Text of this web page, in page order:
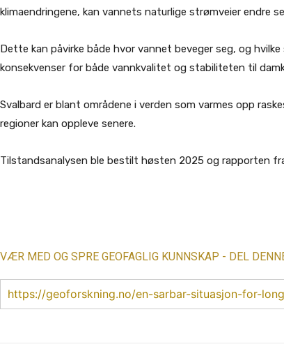
klimaendringene, kan vannets naturlige strømveier endre
Dette kan påvirke både hvor vannet beveger seg, og
konsekvenser for både vannkvalitet og stabiliteten til
Svalbard er blant områdene i verden som varmes opp
regioner kan oppleve senere.
Tilstandsanalysen ble bestilt høsten 2025 og rapporten
VÆR MED OG SPRE GEOFAGLIG KUNNSKAP - DEL
https://geoforskning.no/en-sarbar-situasjon-for-